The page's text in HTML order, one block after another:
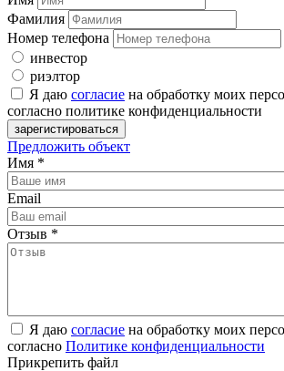
Фамилия
Номер телефона
инвестор
риэлтор
Я даю согласие на обработку моих
согласно политике конфиденциальности
Предложить объект
Имя *
Email
Отзыв *
Я даю согласие на обработку моих
согласно Политике конфиденциальности
Прикрепить файл